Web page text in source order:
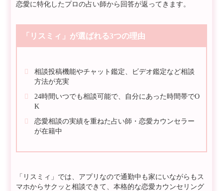
恋愛に特化したプロの占い師から回答が返ってきます。
「リスミィ」が選ばれる3つの理由
相談投稿機能やチャット鑑定、ビデオ鑑定など相談
方法が充実
24時間いつでも相談可能で、自分にあった時間帯でO
K
恋愛相談の実績を重ねた占い師・恋愛カウンセラー
が在籍中
「リスミィ」では、アプリなので通勤中も家にいながらもス
マホからサクッと相談できて、本格的な恋愛カウンセリング